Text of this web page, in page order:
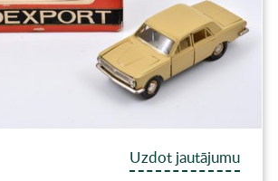
Uzdot jautājumu